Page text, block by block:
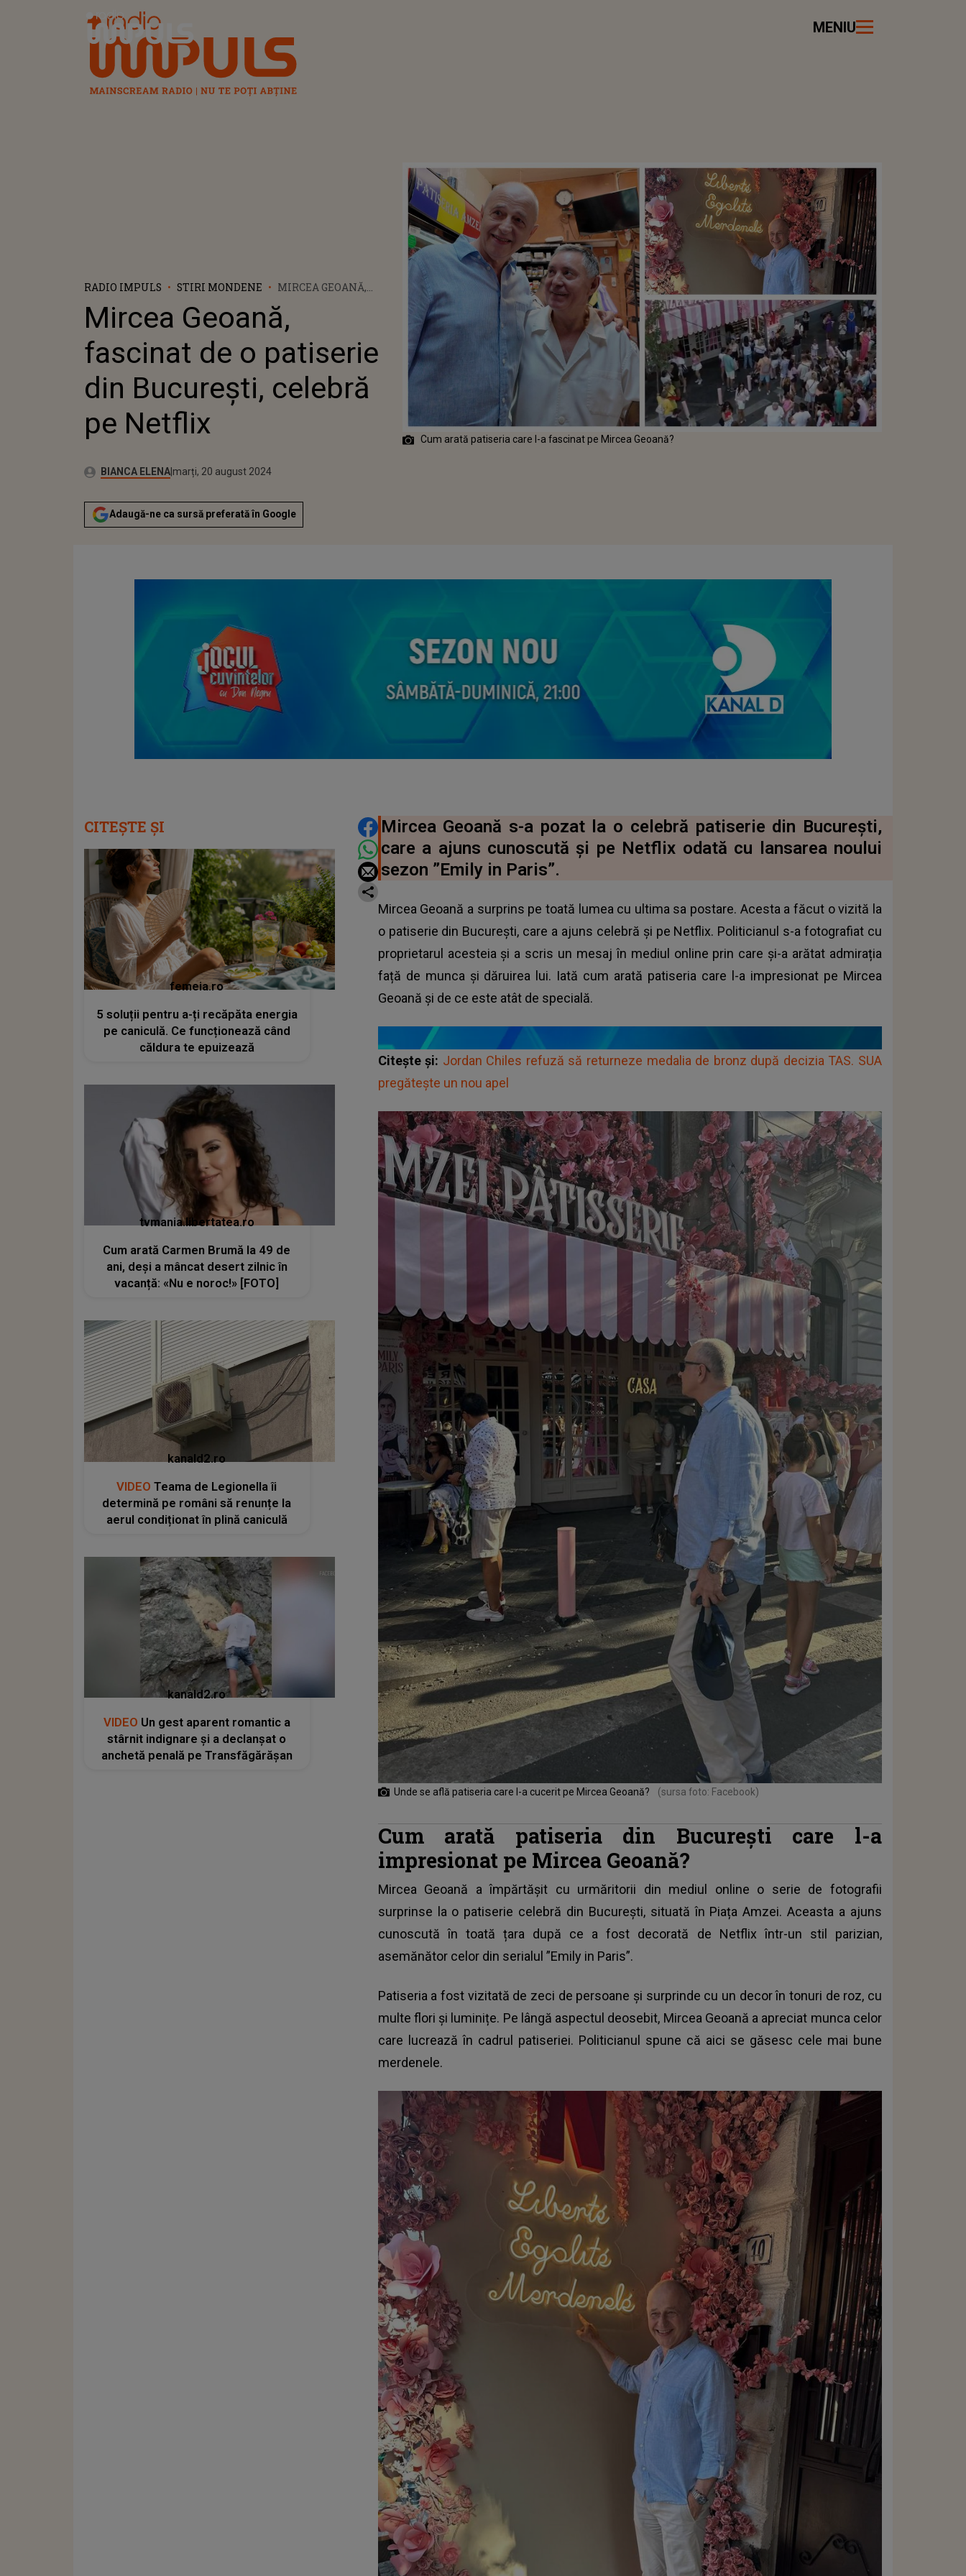
Radio Impuls MENIU
RADIO IMPULS STIRI MONDENE
MIRCEA GEOANĂ,
PATISERIE DIN
BUCUREȘTI, CELEBRĂ
PE NETFLIX
Mircea Geoană,
fascinat de o patiserie
din București, celebră
pe Netflix
Autor:BIANCA ELENAPublicat:
marți, 20 august 2024
Actualizat:
marți, 20 august 2024
Adaugă-ne ca sursă preferată în Google
Cum arată patiseria care l-a fascinat pe Mircea Geoană?
DISTRIBUIE ARTICOLUL
Mircea Geoană s-a pozat la o celebră patiserie din București,
care a ajuns cunoscută și pe Netflix odată cu lansarea noului
sezon ”Emily in Paris”.
Mircea Geoană a surprins pe toată lumea cu ultima sa postare. Acesta a făcut o vizită la
o patiserie din București, care a ajuns celebră și pe Netflix. Politicianul s-a fotografiat cu
proprietarul acesteia și a scris un mesaj în mediul online prin care și-a arătat admirația
față de munca și dăruirea lui. Iată cum arată patiseria care l-a impresionat pe Mircea
Geoană și de ce este atât de specială.
Citește și: Jordan Chiles refuză să returneze medalia de bronz după decizia TAS. SUA
pregătește un nou apel
Unde se află patiseria care l-a cucerit pe Mircea Geoană? (sursa foto: Facebook)
Cum arată patiseria din București care l-a
impresionat pe Mircea Geoană?
Mircea Geoană a împărtășit cu urmăritorii din mediul online o serie de fotografii
surprinse la o patiserie celebră din București, situată în Piața Amzei. Aceasta a ajuns
cunoscută în toată țara după ce a fost decorată de Netflix într-un stil parizian,
asemănător celor din serialul ”Emily in Paris”.
Patiseria a fost vizitată de zeci de persoane și surprinde cu un decor în tonuri de roz, cu
multe flori și luminițe. Pe lângă aspectul deosebit, Mircea Geoană a apreciat munca celor
care lucrează în cadrul patiseriei. Politicianul spune că aici se găsesc cele mai bune
merdenele.
CITEȘTE ȘI
femeia.ro
5 soluții pentru a-ți recăpăta energia
pe caniculă. Ce funcționează când
căldura te epuizează
tvmania.libertatea.ro
Cum arată Carmen Brumă la 49 de
ani, deși a mâncat desert zilnic în
vacanță: «Nu e noroc!» [FOTO]
kanald2.ro
VIDEO Teama de Legionella îi
determină pe români să renunțe la
aerul condiționat în plină caniculă
kanald2.ro
VIDEO Un gest aparent romantic a
stârnit indignare și a declanșat o
anchetă penală pe Transfăgărășan